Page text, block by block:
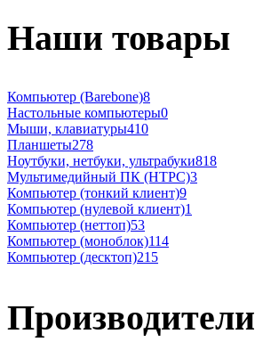
Наши товары
Компьютер (Barebone)8
Настольные компьютеры0
Мыши, клавиатуры410
Планшеты278
Ноутбуки, нетбуки, ультрабуки818
Мультимедийный ПК (HTPC)3
Компьютер (тонкий клиент)9
Компьютер (нулевой клиент)1
Компьютер (неттоп)53
Компьютер (моноблок)114
Компьютер (десктоп)215
Производители